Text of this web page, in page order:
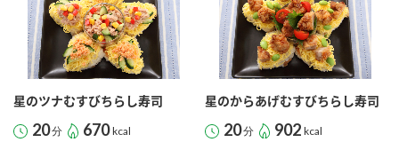
星のツナむすびちらし寿司
20分 670 kcal
星のからあげむすびちらし寿司
20分 902 kcal